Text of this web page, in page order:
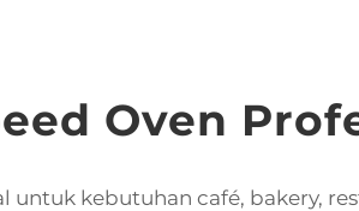
Oven
kebutuhan café, bakery,